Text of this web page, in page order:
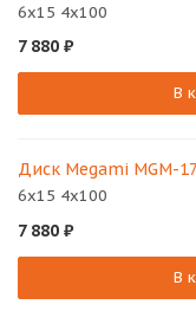
6x15 4x100
7 880 ₽
В
Диск Megami MGM-
6x15 4x100
7 880 ₽
В